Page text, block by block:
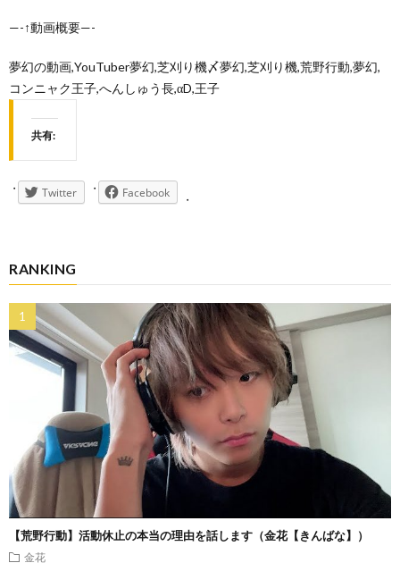
—-↑動画概要—-
夢幻の動画,YouTuber夢幻,芝刈り機〆夢幻,芝刈り機,荒野行動,夢幻,
コンニャク王子,へんしゅう長,αD,王子
共有:
Twitter Facebook
RANKING
【荒野行動】活動休止の本当の理由を話します（金花【きんばな】）
金花